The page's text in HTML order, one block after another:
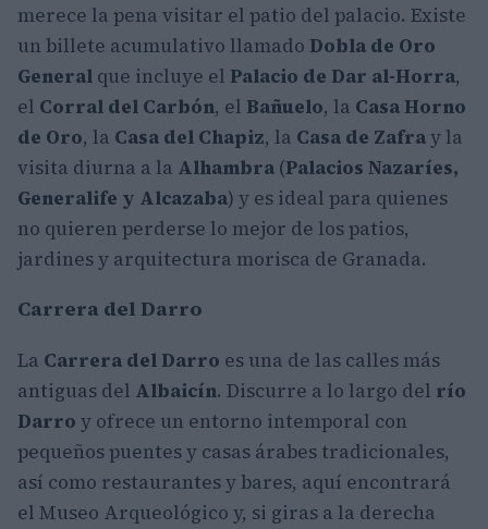
merece la pena visitar el patio del palacio. Existe
un billete acumulativo llamado Dobla de Oro
General que incluye el Palacio de Dar al-Horra,
el Corral del Carbón, el Bañuelo, la Casa Horno
de Oro, la Casa del Chapiz, la Casa de Zafray la
visita diurna a la Alhambra (Palacios Nazaríes,
Generalife y Alcazaba) y es ideal para quienes
no quieren perderse lo mejor de los patios,
jardines y arquitectura morisca de Granada.
Carrera del Darro
La Carrera del Darro es una de las calles más
antiguas del Albaicín. Discurre a lo largo del río
Darro y ofrece un entorno intemporal con
pequeños puentes y casas árabes tradicionales,
así como restaurantes y bares, aquí encontrará
el Museo Arqueológico y, si giras a la derecha